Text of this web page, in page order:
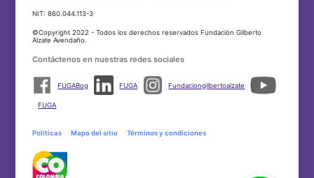
NIT: 860.044.113-3
©Copyright 2022 - Todos los derechos reservados Fundación Gilberto
Alzate Avendaño.
Contáctenos en nuestras redes sociales
FUGABog FUGA Fundaciongilbertoalzate
FUGA
Políticas Mapa del sitio Términos y condiciones